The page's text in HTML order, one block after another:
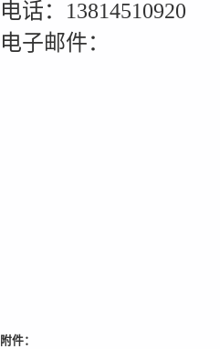
电话：13814510920
电子邮件：
附件：